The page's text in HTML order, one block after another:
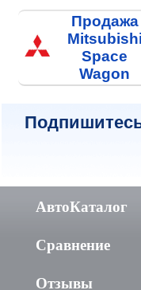
Продажа
Mitsubishi
Space
Wagon
АвтоКаталог
Сравнение
Отзывы